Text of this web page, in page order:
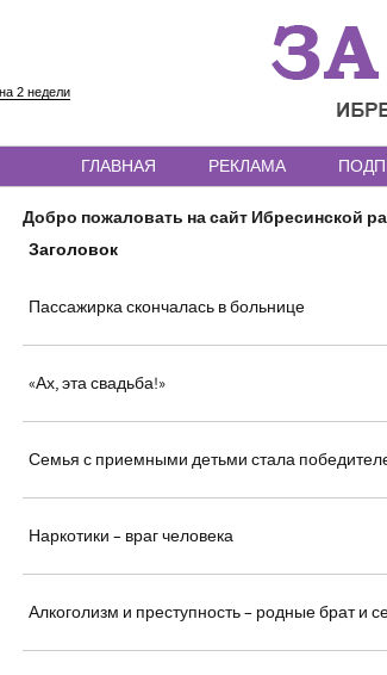
2 недели
ГЛАВНАЯ РЕКЛАМА
Добро пожаловать на сайт Ибресинской
Заголовок
Пассажирка скончалась в больнице
«Ах, эта свадьба!»
Семья с приемными детьми стала
Наркотики – враг человека
Алкоголизм и преступность – родные брат и